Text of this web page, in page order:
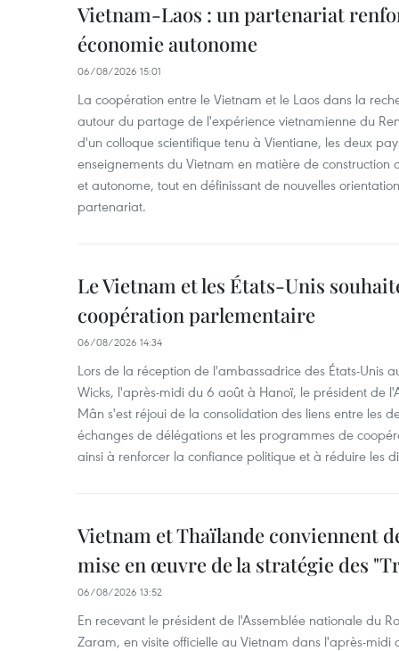
Vietnam-Laos : un partenariat
économie autonome
06/08/2026 15:01
La coopération entre le Vietnam et le Laos dans la
autour du partage de l'expérience vietnamienne du
d'un colloque scientifique tenu à Vientiane, les deux
enseignements du Vietnam en matière de
et autonome, tout en définissant de nouvelles
partenariat.
Le Vietnam et les États-Unis
coopération parlementaire
06/08/2026 14:34
Lors de la réception de l'ambassadrice des États-Unis
Wicks, l'après-midi du 6 août à Hanoï, le président de
Mân s'est réjoui de la consolidation des liens entre les
échanges de délégations et les programmes de
ainsi à renforcer la confiance politique et à réduire les
Vietnam et Thaïlande conviennent
mise en œuvre de la stratégie des
06/08/2026 13:52
En recevant le président de l'Assemblée nationale du
Zaram, en visite officielle au Vietnam dans l'après-